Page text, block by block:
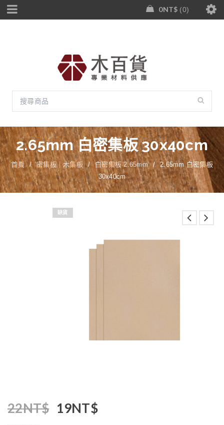
0NT$ 0
2.65mm 白密集板 30x40cm
首頁 / 密集板｜木集板 / 白密集板 2.65mm /
2.65mm 白密集板
30x40cm
缺貨
22NT$ 19NT$